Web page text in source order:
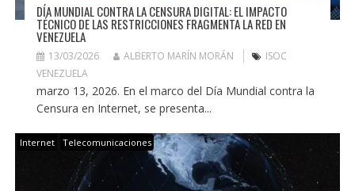
DÍA MUNDIAL CONTRA LA CENSURA DIGITAL: EL IMPACTO
TÉCNICO DE LAS RESTRICCIONES FRAGMENTA LA RED EN
VENEZUELA
13/03/2026 ALBERTO MARÍN MORÁN
ISOC
VENEZUELA
marzo 13, 2026. En el marco del Día Mundial contra la
Censura en Internet, se presenta...
Internet Telecomunicaciones